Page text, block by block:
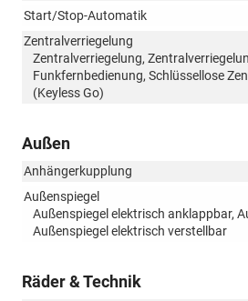
Start/Stop-Automatik
Zentralverriegelung
Zentralverriegelung,
Funkfernbedienung, Schlüssellose
(Keyless Go)
Außen
Anhängerkupplung
Außenspiegel
Außenspiegel elektrisch anklappbar,
Außenspiegel elektrisch verstellbar
Räder & Technik